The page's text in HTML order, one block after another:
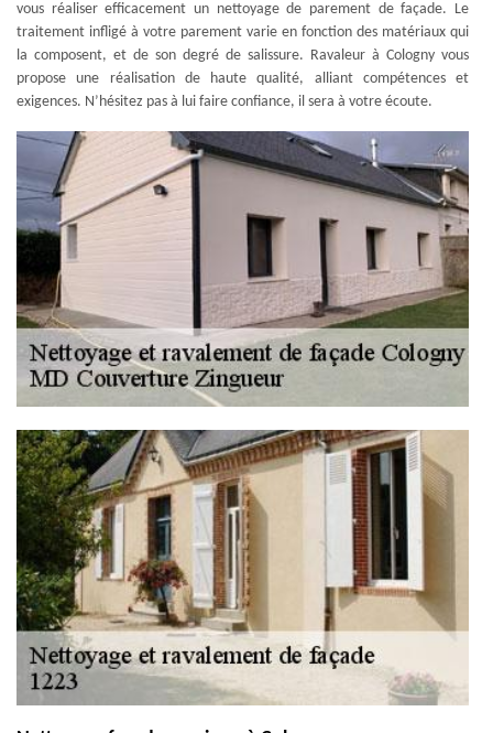
vous réaliser efficacement un nettoyage de parement de façade. Le
traitement infligé à votre parement varie en fonction des matériaux qui
la composent, et de son degré de salissure. Ravaleur à Cologny vous
propose une réalisation de haute qualité, alliant compétences et
exigences. N’hésitez pas à lui faire confiance, il sera à votre écoute.